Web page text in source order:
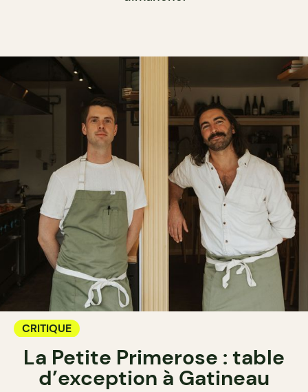
CRITIQUE
La Petite Primerose : table
d’exception à Gatineau